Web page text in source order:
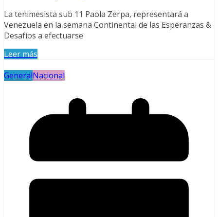
La tenimesista sub 11 Paola Zerpa, representará a
Venezuela en la semana Continental de las Esperanzas &
Desafíos a efectuarse
Leer más
GeneralNacional